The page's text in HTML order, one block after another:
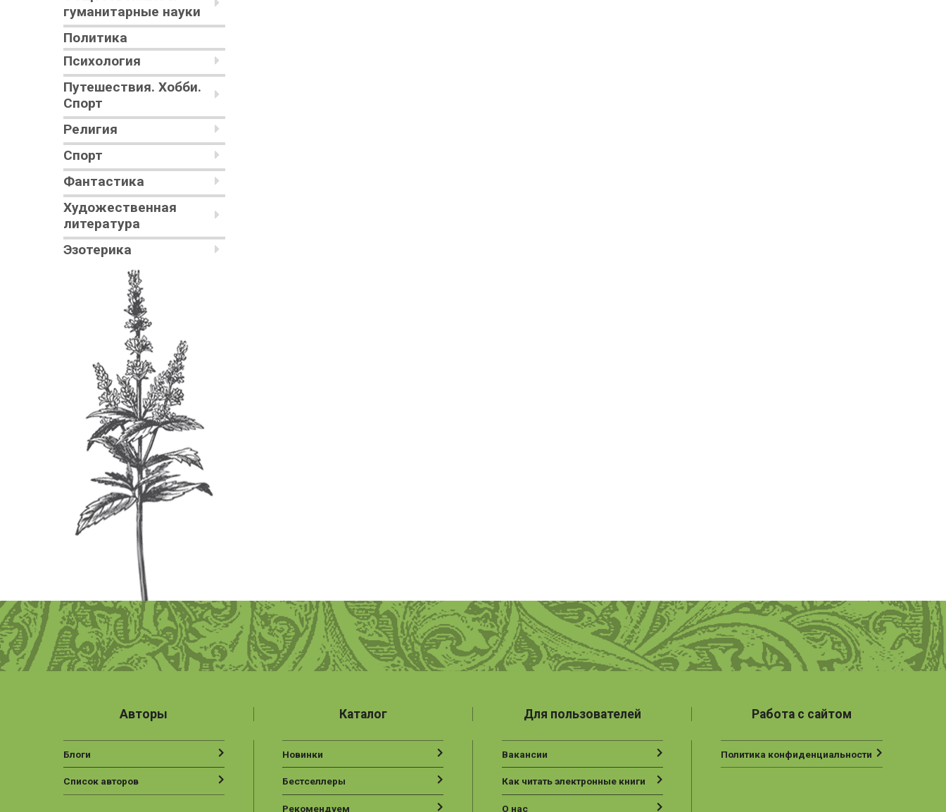
гуманитарные науки
Политика
Психология
Путешествия. Хобби.
Спорт
Религия
Спорт
Фантастика
Художественная
литература
Эзотерика
Авторы
Блоги
Список авторов
Каталог
Новинки
Бестселлеры
Рекомендуем
Для пользователей
Вакансии
Как читать электронные книги
О нас
Работа с сайтом
Политика конфиденциальности